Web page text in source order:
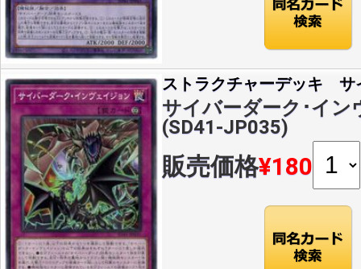
ストラクチャーデッキ サ
サイバーダーク･イン
(SD41-JP035)
販売価格¥180